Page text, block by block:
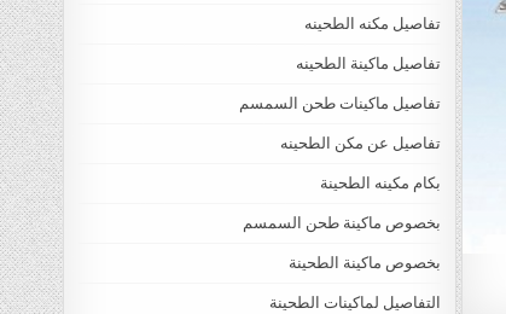
تفاصيل مكنه الطحينه
تفاصيل ماكينة الطحينه
تفاصيل ماكينات طحن السمسم
تفاصيل عن مكن الطحينه
بكام مكينه الطحينة
بخصوص ماكينة طحن السمسم
بخصوص ماكينة الطحينة
التفاصيل لماكينات الطحينة